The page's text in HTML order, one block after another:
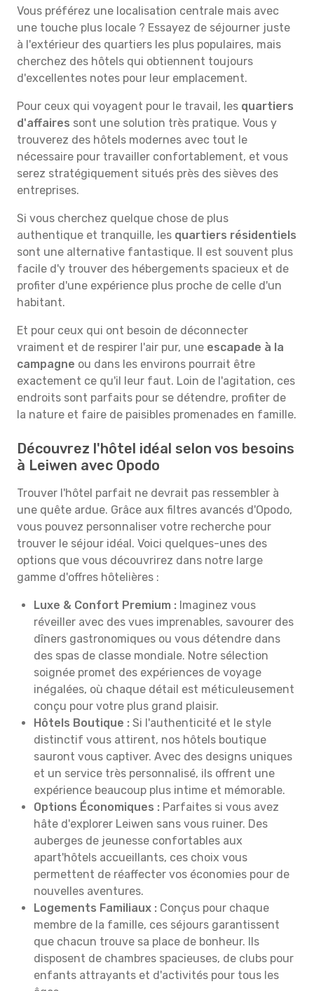
Vous préférez une localisation centrale mais avec
une touche plus locale ? Essayez de séjourner juste
à l'extérieur des quartiers les plus populaires, mais
cherchez des hôtels qui obtiennent toujours
d'excellentes notes pour leur emplacement.
Pour ceux qui voyagent pour le travail, les quartiers
d'affaires sont une solution très pratique. Vous y
trouverez des hôtels modernes avec tout le
nécessaire pour travailler confortablement, et vous
serez stratégiquement situés près des sièves des
entreprises.
Si vous cherchez quelque chose de plus
authentique et tranquille, les quartiers résidentiels
sont une alternative fantastique. Il est souvent plus
facile d'y trouver des hébergements spacieux et de
profiter d'une expérience plus proche de celle d'un
habitant.
Et pour ceux qui ont besoin de déconnecter
vraiment et de respirer l'air pur, une escapade à la
campagne ou dans les environs pourrait être
exactement ce qu'il leur faut. Loin de l'agitation, ces
endroits sont parfaits pour se détendre, profiter de
la nature et faire de paisibles promenades en famille.
Découvrez l'hôtel idéal selon vos besoins
à Leiwen avec Opodo
Trouver l'hôtel parfait ne devrait pas ressembler à
une quête ardue. Grâce aux filtres avancés d'Opodo,
vous pouvez personnaliser votre recherche pour
trouver le séjour idéal. Voici quelques-unes des
options que vous découvrirez dans notre large
gamme d'offres hôtelières :
Luxe & Confort Premium : Imaginez vous
réveiller avec des vues imprenables, savourer des
dîners gastronomiques ou vous détendre dans
des spas de classe mondiale. Notre sélection
soignée promet des expériences de voyage
inégalées, où chaque détail est méticuleusement
conçu pour votre plus grand plaisir.
Hôtels Boutique : Si l'authenticité et le style
distinctif vous attirent, nos hôtels boutique
sauront vous captiver. Avec des designs uniques
et un service très personnalisé, ils offrent une
expérience beaucoup plus intime et mémorable.
Options Économiques : Parfaites si vous avez
hâte d'explorer Leiwen sans vous ruiner. Des
auberges de jeunesse confortables aux
apart'hôtels accueillants, ces choix vous
permettent de réaffecter vos économies pour de
nouvelles aventures.
Logements Familiaux : Conçus pour chaque
membre de la famille, ces séjours garantissent
que chacun trouve sa place de bonheur. Ils
disposent de chambres spacieuses, de clubs pour
enfants attrayants et d'activités pour tous les